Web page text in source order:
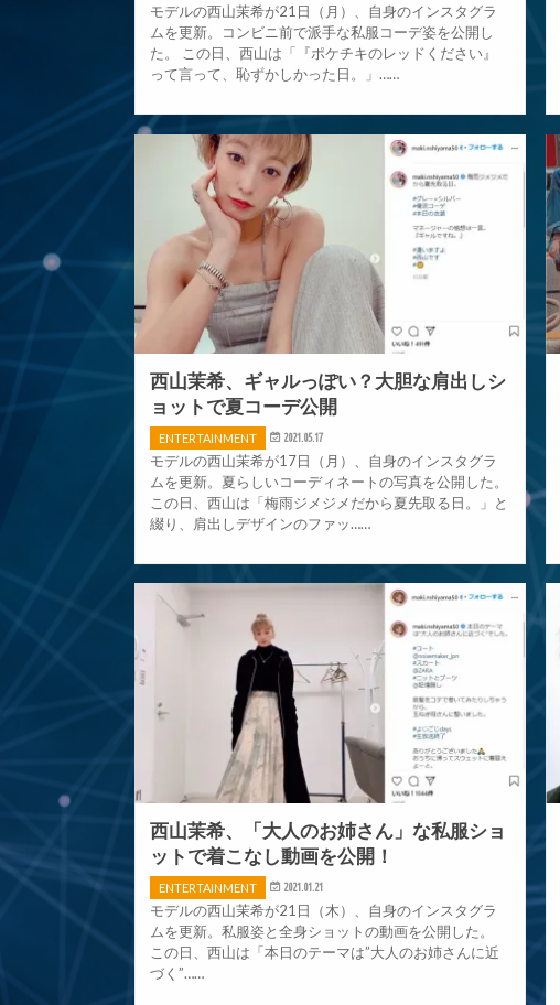
モデルの西山茉希が21日（月）、自身のインスタグラ
ムを更新。コンビニ前で派手な私服コーデ姿を公開し
た。 この日、西山は「『ポケチキのレッドください』
って言って、恥ずかしかった日。」……
西山茉希、ギャルっぽい？大胆な肩出しシ
ョットで夏コーデ公開
ENTERTAINMENT 2021.05.17
モデルの西山茉希が17日（月）、自身のインスタグラ
ムを更新。夏らしいコーディネートの写真を公開した。
この日、西山は「梅雨ジメジメだから夏先取る日。」と
綴り、肩出しデザインのファッ……
西山茉希、「大人のお姉さん」な私服ショ
ットで着こなし動画を公開！
ENTERTAINMENT 2021.01.21
モデルの西山茉希が21日（木）、自身のインスタグラ
ムを更新。私服姿と全身ショットの動画を公開した。
この日、西山は「本日のテーマは”大人のお姉さんに近
づく”……